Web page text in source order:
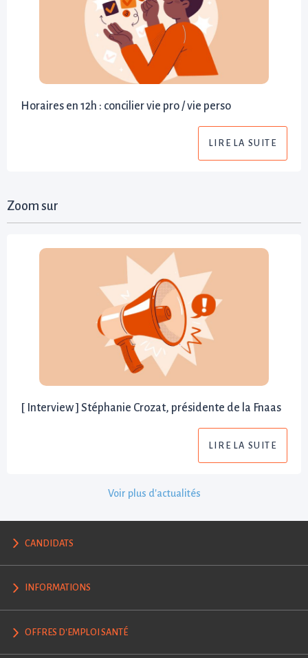
Horaires en 12h : concilier vie pro / vie perso
LIRE LA SUITE
Zoom sur
[ Interview ] Stéphanie Crozat, présidente de la Fnaas
LIRE LA SUITE
Voir plus d'actualités
CANDIDATS
INFORMATIONS
OFFRES D'EMPLOI SANTÉ